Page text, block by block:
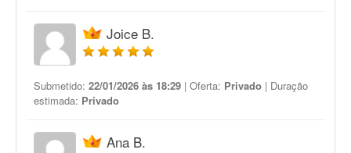
Joice B.
Submetido: 22/01/2026 às 18:29 | Oferta: Privado | Duração
estimada: Privado
Ana B.